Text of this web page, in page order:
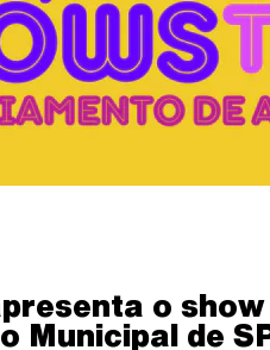
o show
Municipal de